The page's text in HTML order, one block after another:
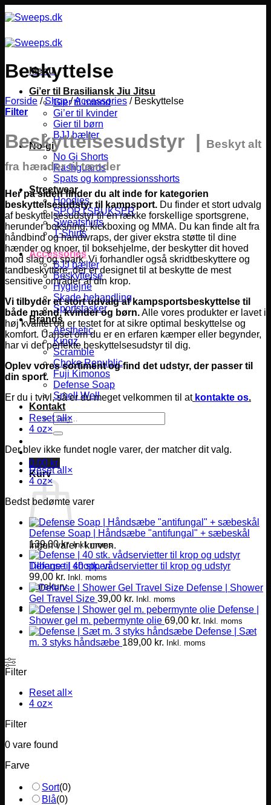
til
Menu
Gi’er til Brasiliansk Jiu Jitsu
Gier til mænd
Gi’er til kvinder
Gier til børn
BJJ bælter
No-gi
No Gi Shorts
Rashguards
Spats og kompressionsshorts
Streetwear
Hoodies
SPORTSBUKSER
Sweatshirts
T-Shirts
Accessories
BJJ bælter
Beskyttelse
Hygiejne
Skade behandling
Sportstasker
Brands
Aesthetic
Kingz
Scramble
Choke Republic
Fuji Kimonos
Defense Soap
Smell Well
Kontakt
Søg
efter:
0,00 kr.
Kurv
Ingen varer i kurven.
Tilbage til shoppen
Varekurv
Beskyttelse
Forside / Shop /Accessories /Beskyttelse
Filter
Beskyttelsesudstyr | Beskyt alt
fra hænder til tænder
Her på siden finder du alt inde for kategorien
beskyttelsesudstyr til kampsport. Du finder et stort udvalg
af beskyttelsesudstyr til en række forskellige sportsgrene,
herunder boksning, kickboxing og MMA. Du kan finde alt fra
håndbind og handwraps, der giver ekstra støtte til dine
hænder og knoer, til boksehjelme, der beskytter dit hoved
mod slag og spark. Vi forhandler også skridtbeskyttere og
tandbeskyttere, der er designet til at beskytte de mest
sensitive områder af din krop.
Vi tilbyder et stort udvalg af kampsportsbeskyttelse til
både mænd, kvinder og børn.Alle vores produkter er lavet i
høj kvalitet og er testet for at sikre optimal beskyttelse og
komfort. Uanset om du er en erfaren kæmper eller begynder,
har vi det perfekte beskyttelsesudstyr til dig.
Oplev vores sortiment og find det udstyr, der passer til
din sport.
Er du i tvivl, så er du meget velkommen til at kontakte os.
Reset all×
4 oz×
Der blev ikke fundet nogle varer, der matcher dit valg.
Reset all ×
4 oz×
Bedst bedømte varer
Defense Soap | Håndsæbe "antifungal" + sæbeskål
139,00kr. Inkl. moms
Defense | 40 stk. vådservietter til krop og udstyr
99,00 kr. Inkl. moms
Defense | Shower
Gel Travel Size 39,00 kr. Inkl. moms
Defense |
Shower gel m. pebermynte olie 69,00 kr. Inkl. moms
Defense | Sæt
m. 3 styks håndsæbe 189,00 kr. Inkl. moms
Filter
Reset all ×
4 oz×
Filter
0 vare found
Farve
Sort(0)
Blå(0)